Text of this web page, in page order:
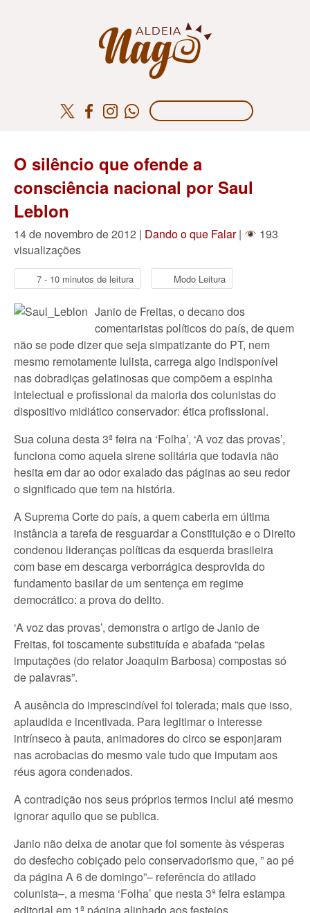
O silêncio que ofende a
consciência nacional por Saul
Leblon
14 de novembro de 2012 | Dando o que Falar|
193
visualizações
7 - 10 minutos de leitura Modo Leitura
Janio de Freitas, o decano dos
comentaristas políticos do país, de quem
não se pode dizer que seja simpatizante do PT, nem
mesmo remotamente lulista, carrega algo indisponível
nas dobradiças gelatinosas que compõem a espinha
intelectual e profissional da maioria dos colunistas do
dispositivo midiático conservador: ética profissional.
Sua coluna desta 3ª feira na ‘Folha’, ‘A voz das provas’,
funciona como aquela sirene solitária que todavia não
hesita em dar ao odor exalado das páginas ao seu redor
o significado que tem na história.
A Suprema Corte do país, a quem caberia em última
instância a tarefa de resguardar a Constituição e o Direito
condenou lideranças políticas da esquerda brasileira
com base em descarga verborrágica desprovida do
fundamento basilar de um sentença em regime
democrático: a prova do delito.
‘A voz das provas’, demonstra o artigo de Janio de
Freitas, foi toscamente substituída e abafada “pelas
imputações (do relator Joaquim Barbosa) compostas só
de palavras”.
A ausência do imprescindível foi tolerada; mais que isso,
aplaudida e incentivada. Para legitimar o interesse
intrínseco à pauta, animadores do circo se esponjaram
nas acrobacias do mesmo vale tudo que imputam aos
réus agora condenados.
A contradição nos seus próprios termos inclui até mesmo
ignorar aquilo que se publica.
Janio não deixa de anotar que foi somente às vésperas
do desfecho cobiçado pelo conservadorismo que, ” ao pé
da página A 6 de domingo”– referência do atilado
colunista–, a mesma ‘Folha’ que nesta 3ª feira estampa